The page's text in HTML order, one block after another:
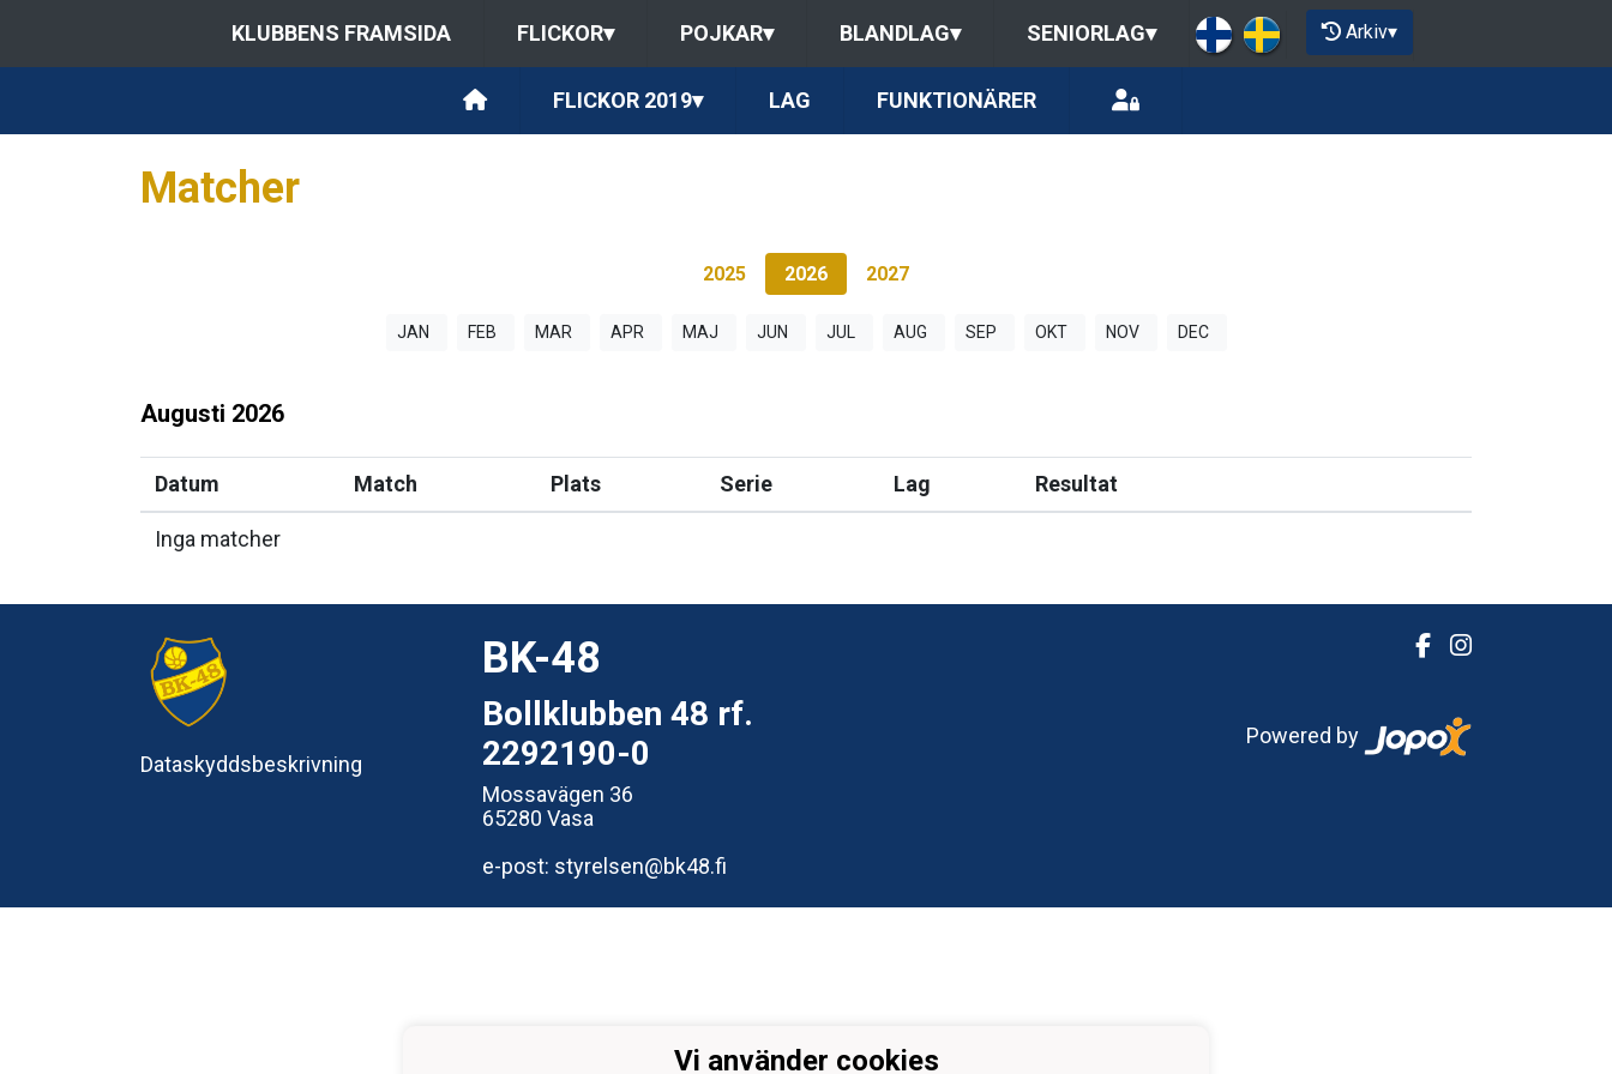
KLUBBENS FRAMSIDA FLICKOR▾ POJKAR▾ BLANDLAG▾ SENIORLAG▾ Arkiv▾
FLICKOR 2019▾ LAG FUNKTIONÄRER
Matcher
2025 2026 2027
JAN FEB MAR APR MAJ JUN JUL AUG SEP OKT NOV DEC
Augusti 2026
Datum Match Plats Serie Lag Resultat
Inga matcher
Dataskyddsbeskrivning
BK-48
Bollklubben 48 rf.
2292190-0
Mossavägen 36
65280 Vasa
e-post: styrelsen@bk48.fi
Powered by
Vi använder cookies